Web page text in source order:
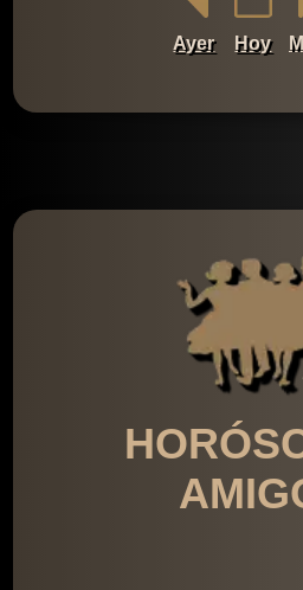
Ayer Hoy